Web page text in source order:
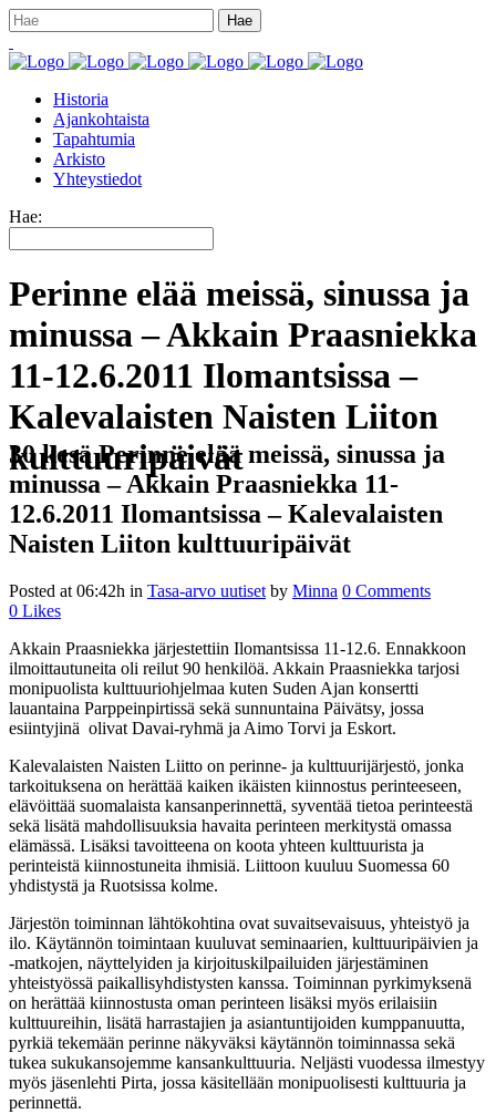
Historia
Ajankohtaista
Tapahtumia
Arkisto
Yhteystiedot
Hae:
Perinne elää meissä, sinussa ja
minussa – Akkain Praasniekka
11-12.6.2011 Ilomantsissa –
Kalevalaisten Naisten Liiton
kulttuuripäivät
30 kesäPerinne elää meissä, sinussa ja
minussa – Akkain Praasniekka 11-
12.6.2011 Ilomantsissa – Kalevalaisten
Naisten Liiton kulttuuripäivät
Posted at 06:42h in Tasa-arvo uutiset by Minna 0 Comments
0 Likes
Akkain Praasniekka järjestettiin Ilomantsissa 11-12.6. Ennakkoon
ilmoittautuneita oli reilut 90 henkilöä. Akkain Praasniekka tarjosi
monipuolista kulttuuriohjelmaa kuten Suden Ajan konsertti
lauantaina Parppeinpirtissä sekä sunnuntaina Päivätsy, jossa
esiintyjinä olivat Davai-ryhmä ja Aimo Torvi ja Eskort.
Kalevalaisten Naisten Liitto on perinne- ja kulttuurijärjestö, jonka
tarkoituksena on herät­tää kaiken ikäisten kiinnostus perinteeseen,
elävöittää suomalaista kansanperinnettä, sy­ventää tietoa perinteestä
sekä lisätä mahdollisuuksia havaita perinteen merkitystä omassa
elämässä. Lisäksi tavoitteena on koota yhteen kulttuurista ja
perinteistä kiinnostuneita ihmisiä. Liittoon kuuluu Suomessa 60
yhdistystä ja Ruotsissa kolme.
Järjestön toiminnan lähtökohtina ovat suvaitsevaisuus, yhteistyö ja
ilo. Käytännön toi­mintaan kuuluvat seminaarien, kulttuuripäivien ja
-matkojen, näyttelyiden ja kirjoituskil­pailuiden järjestäminen
yhteistyössä paikallisyhdistysten kanssa. Toiminnan pyrkimyk­senä
on herättää kiinnostusta oman perinteen lisäksi myös erilaisiin
kulttuureihin, lisätä harrastajien ja asiantuntijoiden kumppanuutta,
pyrkiä tekemään perinne näkyväksi käy­tännön toiminnassa sekä
tukea sukukansojemme kansankulttuuria. Neljästi vuodessa il­mestyy
myös jäsenlehti Pirta, jossa käsitellään monipuolisesti kulttuuria ja
perinnettä.